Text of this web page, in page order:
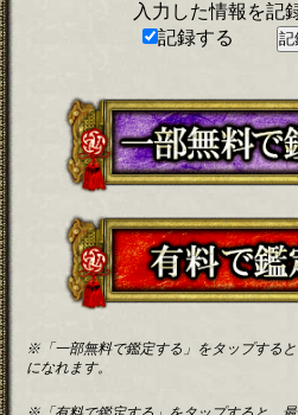
入力した情報を記
記録する
※「一部無料で鑑定する」をタップする
になれます。